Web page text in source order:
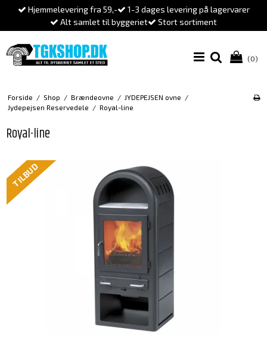
Hjemmelevering fra 59,-
1-3 dages levering på lagervarer
Alt samlet til byggeriet
Stort sortiment
(0)
Forside / Shop / Brændeovne / JYDEPEJSEN ovne /
Jydepejsen Reservedele / Royal-line
Royal-line
TILBUD